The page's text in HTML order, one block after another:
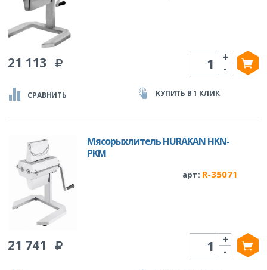
21 113 Количество
-
+
СРАВНИТЬ КУПИТЬ В 1 КЛИК
Мясорыхлитель HURAKAN HKN-
PKM
арт: R-35071
21 741 Количество
-
+